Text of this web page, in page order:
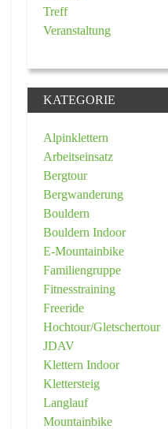
Treff
Veranstaltung
KATEGORIE
Alpinklettern
Arbeitseinsatz
Bergtour
Bergwanderung
Bouldern
Bouldern Indoor
E-Mountainbike
Familiengruppe
Fitnesstraining
Freeride
Hochtour/Gletschertour
JDAV
Klettern Indoor
Klettersteig
Langlauf
Mountainbike